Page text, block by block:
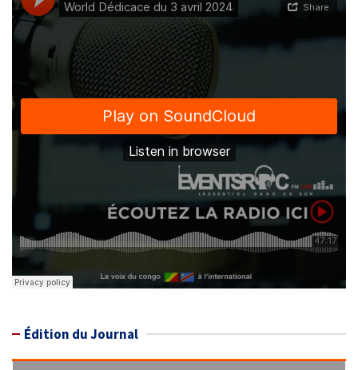
Édition du Journal